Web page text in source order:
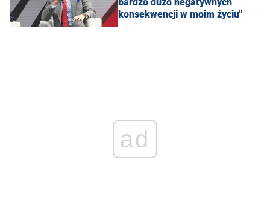
konsekwencji w moim życiu"
ad